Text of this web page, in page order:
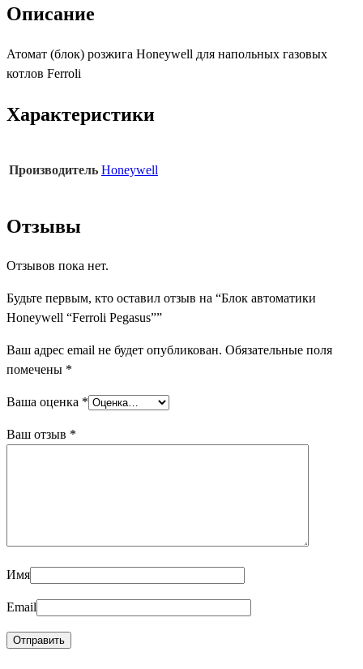
Описание
Атомат (блок) розжига Honeywell для напольных газовых
котлов Ferroli
Характеристики
Производитель Honeywell
Отзывы
Отзывов пока нет.
Будьте первым, кто оставил отзыв на “Блок автоматики
Honeywell “Ferroli Pegasus””
Ваш адрес email не будет опубликован. Обязательные поля
помечены *
Ваша оценка *
Ваш отзыв *
Имя
Email